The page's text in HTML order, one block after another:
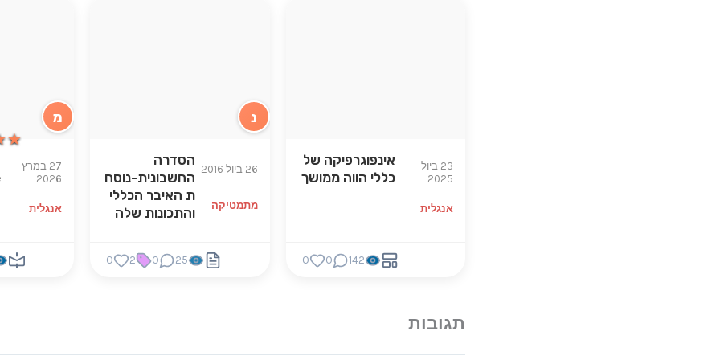
23 ביול
2025
אנגלית
אינפוגרפיקה של
כללי הווה ממושך
142
0
0
נ
26 ביול 2016
מתמטיקה
הסדרה
החשבונית-נוסח
ת האיבר הכללי
והתכונות שלה
25
0
2
0
מ
27 במרץ
2026
אנגלית